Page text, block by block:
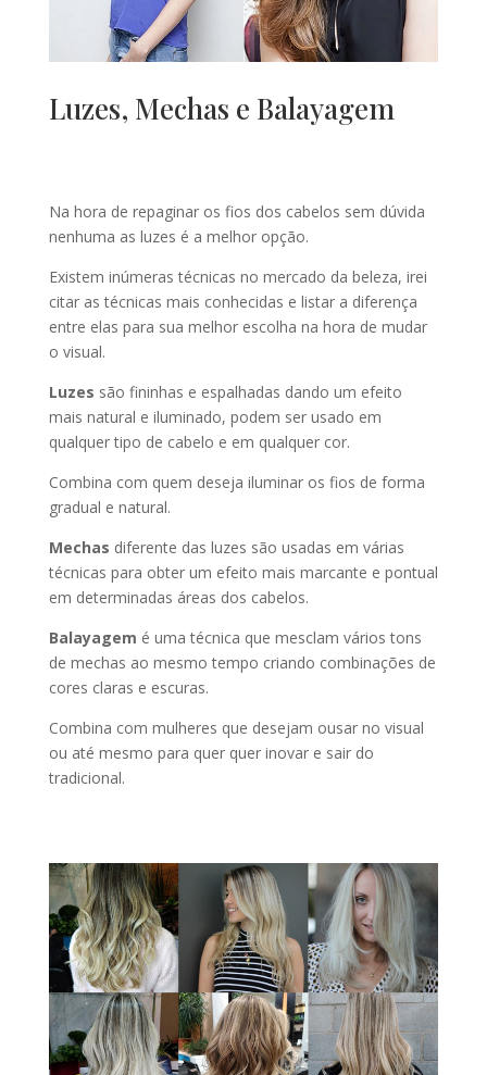
Luzes, Mechas e Balayagem
Na hora de repaginar os fios dos cabelos sem dúvida
nenhuma as luzes é a melhor opção.
Existem inúmeras técnicas no mercado da beleza, irei
citar as técnicas mais conhecidas e listar a diferença
entre elas para sua melhor escolha na hora de mudar
o visual.
Luzes são fininhas e espalhadas dando um efeito
mais natural e iluminado, podem ser usado em
qualquer tipo de cabelo e em qualquer cor.
Combina com quem deseja iluminar os fios de forma
gradual e natural.
Mechas diferente das luzes são usadas em várias
técnicas para obter um efeito mais marcante e pontual
em determinadas áreas dos cabelos.
Balayagem é uma técnica que mesclam vários tons
de mechas ao mesmo tempo criando combinações de
cores claras e escuras.
Combina com mulheres que desejam ousar no visual
ou até mesmo para quer quer inovar e sair do
tradicional.